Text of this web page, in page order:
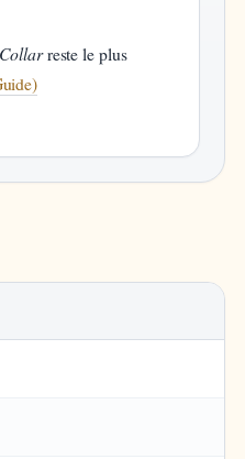
reste le plus